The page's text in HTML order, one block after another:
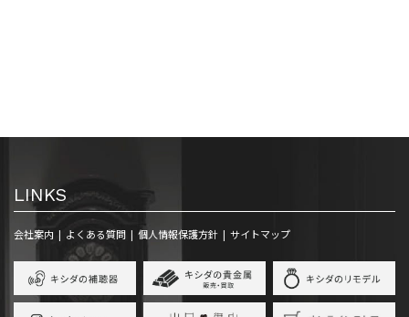
LINKS
会社案内 よくある質問 個人情報保護方針 サイトマップ